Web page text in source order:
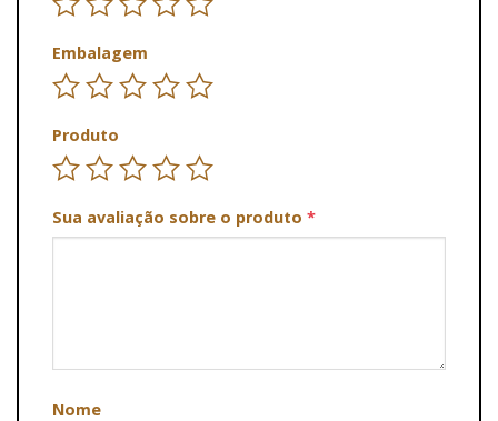
Embalagem
Produto
Sua avaliação sobre o produto *
Nome